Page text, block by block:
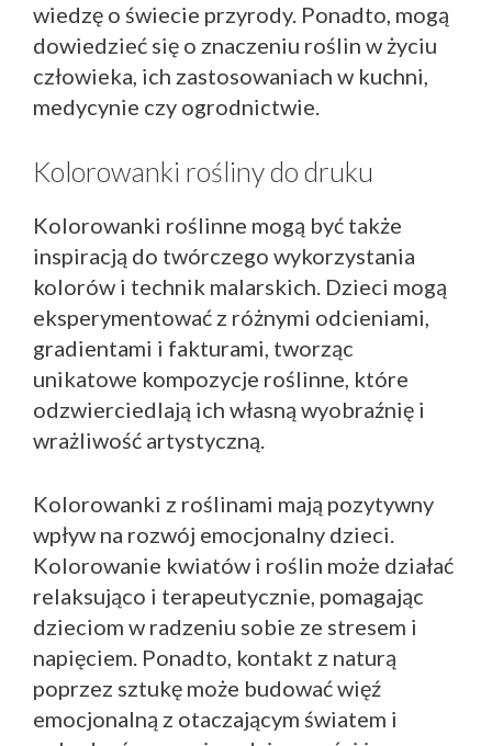
wiedzę o świecie przyrody. Ponadto, mogą
dowiedzieć się o znaczeniu roślin w życiu
człowieka, ich zastosowaniach w kuchni,
medycynie czy ogrodnictwie.
Kolorowanki rośliny do druku
Kolorowanki roślinne mogą być także
inspiracją do twórczego wykorzystania
kolorów i technik malarskich. Dzieci mogą
eksperymentować z różnymi odcieniami,
gradientami i fakturami, tworząc
unikatowe kompozycje roślinne, które
odzwierciedlają ich własną wyobraźnię i
wrażliwość artystyczną.
Kolorowanki z roślinami mają pozytywny
wpływ na rozwój emocjonalny dzieci.
Kolorowanie kwiatów i roślin może działać
relaksująco i terapeutycznie, pomagając
dzieciom w radzeniu sobie ze stresem i
napięciem. Ponadto, kontakt z naturą
poprzez sztukę może budować więź
emocjonalną z otaczającym światem i